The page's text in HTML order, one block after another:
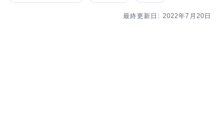
最終更新日: 2022年7月20日